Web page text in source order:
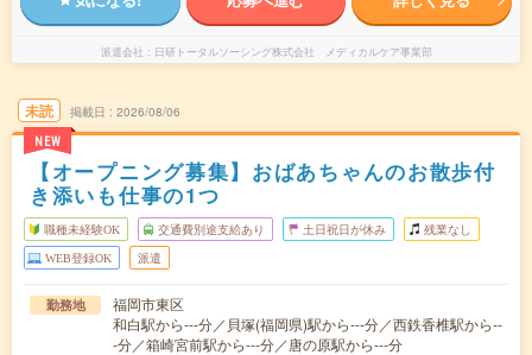
派遣会社 日研トータルソーシング株式会社 メディカルケア事業部
未読
NEW
掲載日 2026/08/06
【オープニング募集】おばあちゃんのお散歩付
き添いも仕事の1つ
職種未経験OK 交通費別途支給あり 土日祝日が休み 残業なし
WEB登録OK 派遣
勤務地
福岡市東区
和白駅から---分／貝塚(福岡県)駅から---分／西鉄香椎駅から--
-分／箱崎宮前駅から---分／唐の原駅から---分